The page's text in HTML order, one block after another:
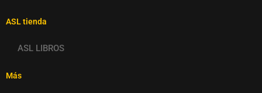
ASL tienda
ASL LIBROS
Más